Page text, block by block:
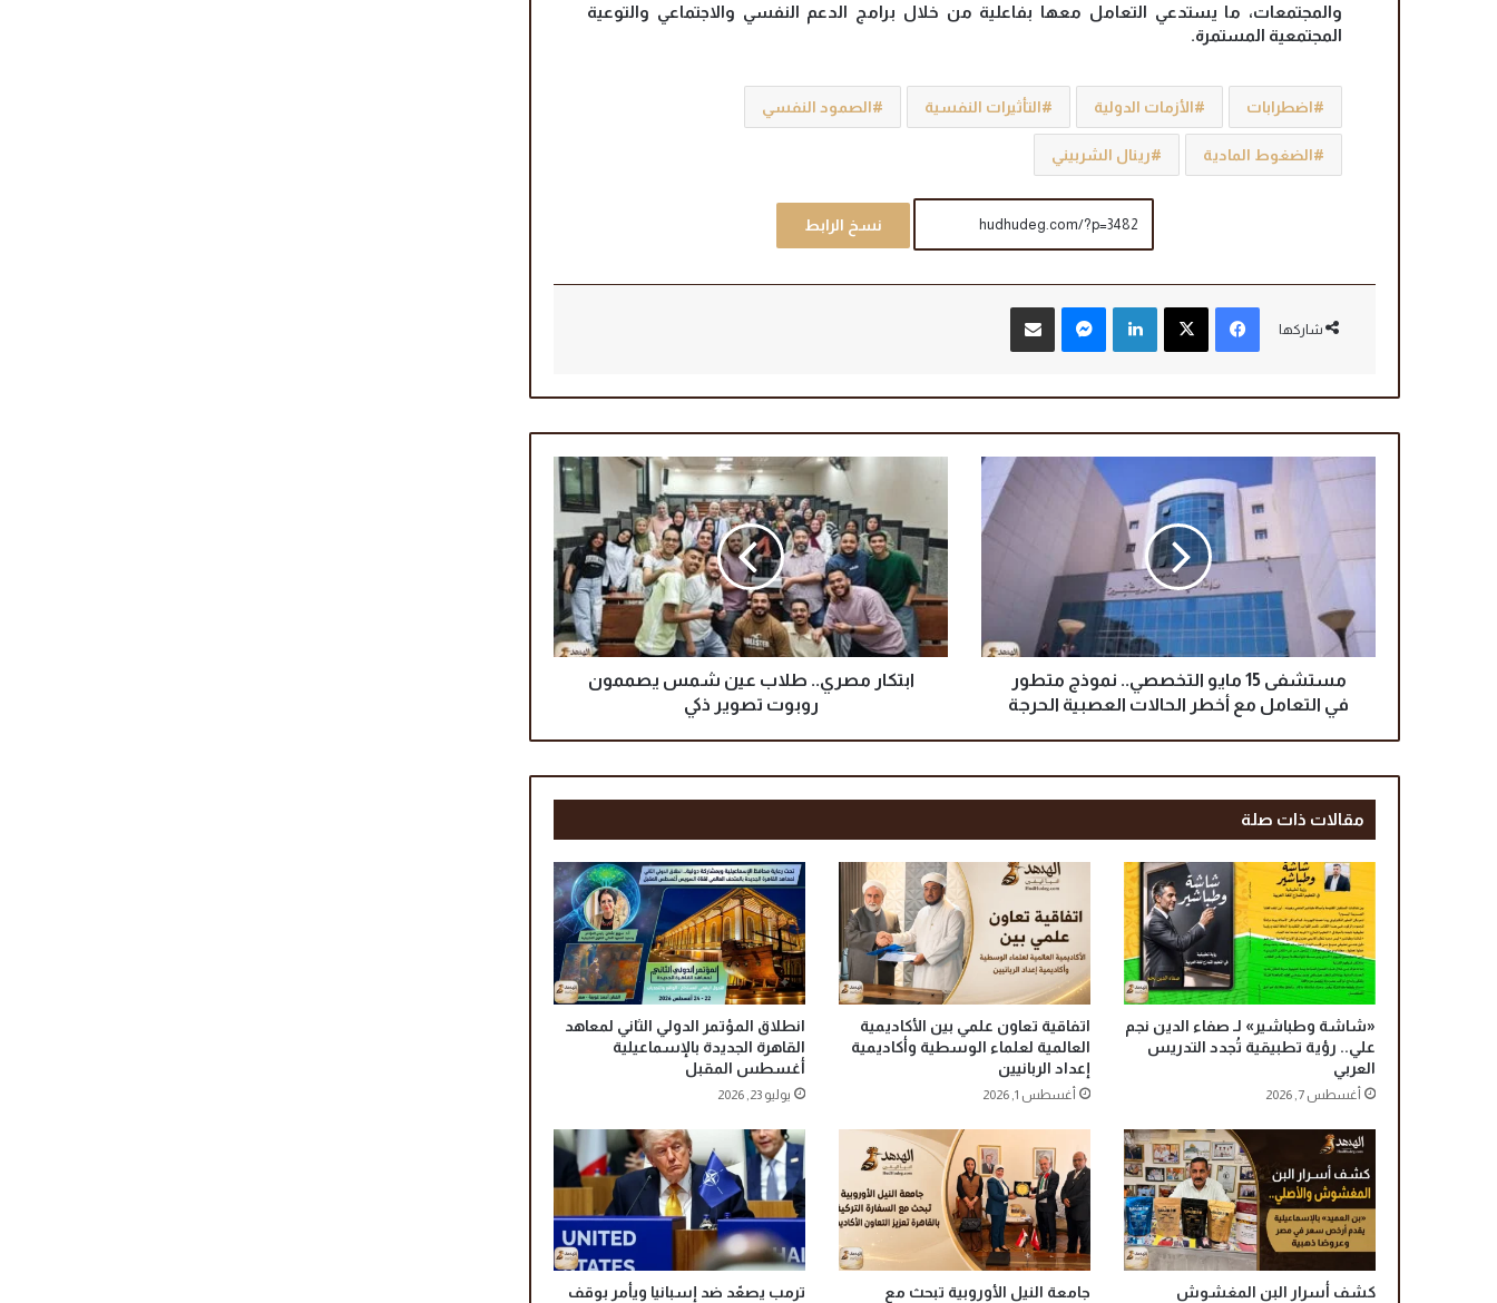
والمجتمعات، ما يستدعي التعامل معها بفاعلية من خلال برامج الدعم النفسي والاجتماعي والتوعية
المجتمعية المستمرة.
اضطرابات الأزمات الدولية التأثيرات النفسية الصمود النفسي
الضغوط المادية رينال الشربيني
نسخ الرابط
شاركها
فيسبوك ‫X لينكدإن
ف
5
م
ل
ت
ص
ص
ن
و
ذ
ج
م
ت
ف
ت
مستشفى 15 مايو التخصصي.. نموذج متطور
في التعامل مع أخطر الحالات العصبية الحرجة
ك
م
ر
ل
ا
ع
ي
ن
ش
م
س
ص
م
م
و
ب
ت
ت
و
ابتكار مصري.. طلاب عين شمس يصممون
روبوت تصوير ذكي
مقالات ذات صلة
«شاشة وطباشير» لـ صفاء الدين نجم
علي.. رؤية تطبيقية تُجدد التدريس
العربي
أغسطس 7, 2026
اتفاقية تعاون علمي بين الأكاديمية
العالمية لعلماء الوسطية وأكاديمية
إعداد الربانيين
أغسطس 1, 2026
انطلاق المؤتمر الدولي الثاني لمعاهد
القاهرة الجديدة بالإسماعيلية
أغسطس المقبل
يوليو 23, 2026
كشف أسرار البن المغشوش جامعة النيل الأوروبية تبحث مع ترمب يصعّد ضد إسبانيا ويأمر بوقف